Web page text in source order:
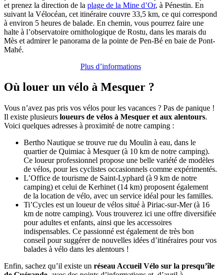
et prenez la direction de la plage de la Mine d’Or, à Pénestin. En
suivant la Vélocéan, cet itinéraire couvre 33,5 km, ce qui correspond
à environ 5 heures de balade. En chemin, vous pourrez faire une
halte à l’observatoire ornithologique de Rostu, dans les marais du
Mès et admirer le panorama de la pointe de Pen-Bé en baie de Pont-
Mahé.
Plus d’informations
Où louer un vélo à Mesquer ?
Vous n’avez pas pris vos vélos pour les vacances ? Pas de panique !
Il existe plusieurs loueurs de vélos à Mesquer et aux alentours.
Voici quelques adresses à proximité de notre camping :
Bertho Nautique se trouve rue du Moulin à eau, dans le
quartier de Quimiac à Mesquer (à 10 km de notre camping).
Ce loueur professionnel propose une belle variété de modèles
de vélos, pour les cyclistes occasionnels comme expérimentés.
L’Office de tourisme de Saint-Lyphard (à 9 km de notre
camping) et celui de Kerhinet (14 km) proposent également
de la location de vélo, avec un service idéal pour les familles.
Ti’Cycles est un loueur de vélos situé à Piriac-sur-Mer (à 16
km de notre camping). Vous trouverez ici une offre diversifiée
pour adultes et enfants, ainsi que les accessoires
indispensables. Ce passionné est également de très bon
conseil pour suggérer de nouvelles idées d’itinéraires pour vos
balades à vélo dans les alentours !
Enfin, sachez qu’il existe un réseau Accueil Vélo sur la presqu’île